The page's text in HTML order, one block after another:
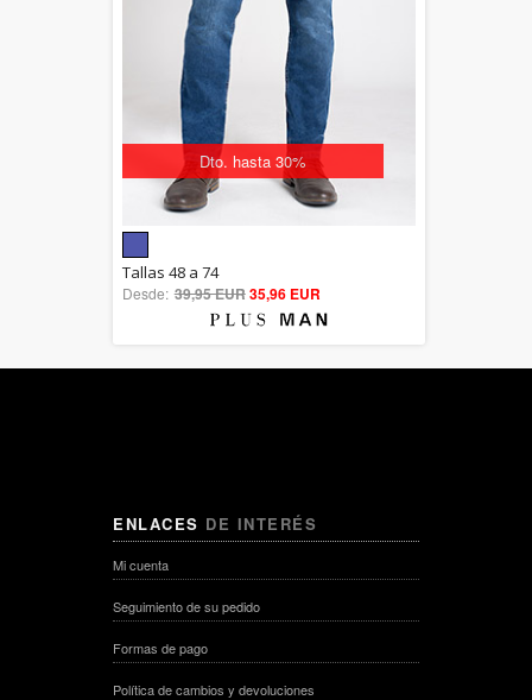
Dto. hasta 30%
out of 5
Tallas 48 a 74
Desde: 39,95 EUR35,96 EUR
ENLACES DE INTERÉS
Mi cuenta
Seguimiento de su pedido
Formas de pago
Política de cambios y devoluciones